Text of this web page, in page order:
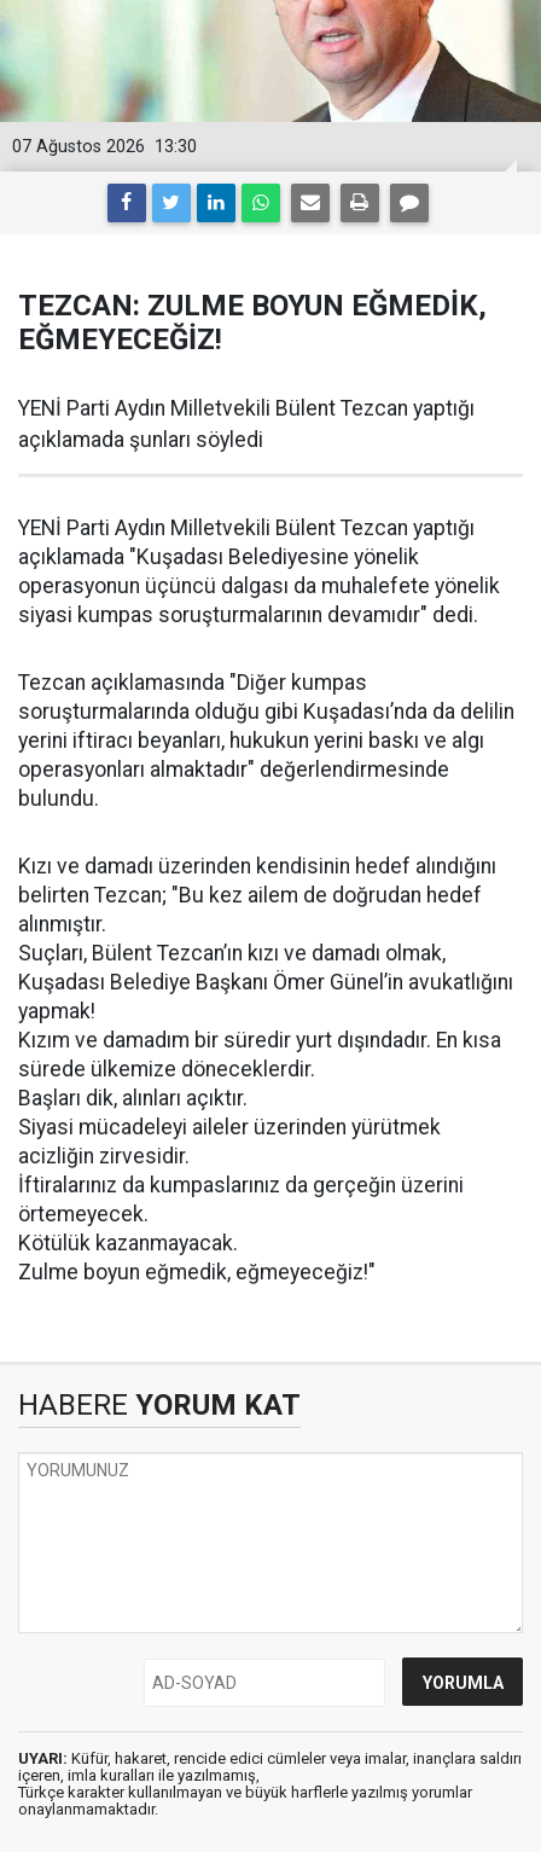
13:30
07 Ağustos 2026
TEZCAN: ZULME BOYUN EĞMEDİK,
EĞMEYECEĞİZ!
YENİ Parti Aydın Milletvekili Bülent Tezcan yaptığı
açıklamada şunları söyledi
YENİ Parti Aydın Milletvekili Bülent Tezcan yaptığı
açıklamada "Kuşadası Belediyesine yönelik
operasyonun üçüncü dalgası da muhalefete yönelik
siyasi kumpas soruşturmalarının devamıdır" dedi.
Tezcan açıklamasında "Diğer kumpas
soruşturmalarında olduğu gibi Kuşadası’nda da delilin
yerini iftiracı beyanları, hukukun yerini baskı ve algı
operasyonları almaktadır" değerlendirmesinde
bulundu.
Kızı ve damadı üzerinden kendisinin hedef alındığını
belirten Tezcan; "Bu kez ailem de doğrudan hedef
alınmıştır.
Suçları, Bülent Tezcan’ın kızı ve damadı olmak,
Kuşadası Belediye Başkanı Ömer Günel’in avukatlığını
yapmak!
Kızım ve damadım bir süredir yurt dışındadır. En kısa
sürede ülkemize döneceklerdir.
Başları dik, alınları açıktır.
Siyasi mücadeleyi aileler üzerinden yürütmek
acizliğin zirvesidir.
İftiralarınız da kumpaslarınız da gerçeğin üzerini
örtemeyecek.
Kötülük kazanmayacak.
Zulme boyun eğmedik, eğmeyeceğiz!"
HABERE YORUM KAT
UYARI: Küfür, hakaret, rencide edici cümleler veya imalar, inançlara saldırı
içeren, imla kuralları ile yazılmamış,
Türkçe karakter kullanılmayan ve büyük harflerle yazılmış yorumlar
onaylanmamaktadır.